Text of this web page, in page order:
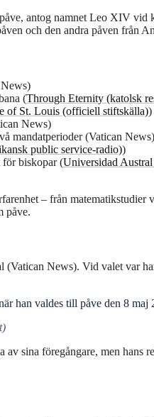
antog namnet Leo XIV
och den andra påven från
(Through Eternity (katolsk
of St. Louis (officiell stiftskälla))
News)
mandatperioder (Vatican News)
public service-radio))
biskopar (Universidad
– från
påve.
News). Vid valet var
han valdes till påve den 8 maj
sina föregångare, men hans